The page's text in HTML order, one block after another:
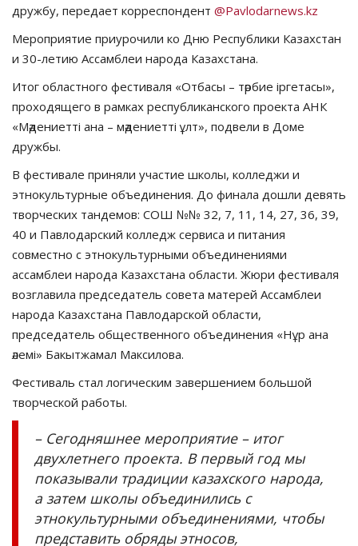
Қазақша Русский
дружбу, передает корреспондент @Pavlodarnews.kz
Мероприятие приурочили ко Дню Республики Казахстан
и 30-летию Ассамблеи народа Казахстана.
Итог областного фестиваля «Отбасы – тәрбие іргетасы»,
проходящего в рамках республиканского проекта АНК
«Мәдениетті ана – мәдениетті ұлт», подвели в Доме
дружбы.
В фестивале приняли участие школы, колледжи и
этнокультурные объединения. До финала дошли девять
творческих тандемов: СОШ №№ 32, 7, 11, 14, 27, 36, 39,
40 и Павлодарский колледж сервиса и питания
совместно с этнокультурными объединениями
ассамблеи народа Казахстана области. Жюри фестиваля
возглавила председатель совета матерей Ассамблеи
народа Казахстана Павлодарской области,
председатель общественного объединения «Нұр ана
әлемі» Бакытжамал Максилова.
Фестиваль стал логическим завершением большой
творческой работы.
– Сегодняшнее мероприятие – итог
двухлетнего проекта. В первый год мы
показывали традиции казахского народа,
а затем школы объединились с
этнокультурными объединениями, чтобы
представить обряды этносов,